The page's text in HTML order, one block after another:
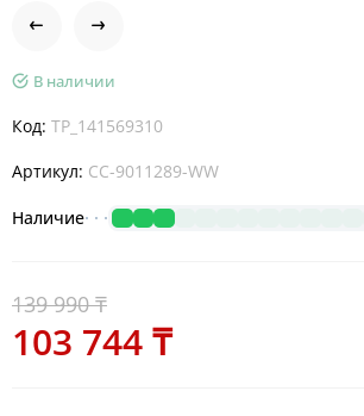
В наличии
Код: TP_141569310
Артикул: CC-9011289-WW
Наличие
139 990 ₸
103 744 ₸